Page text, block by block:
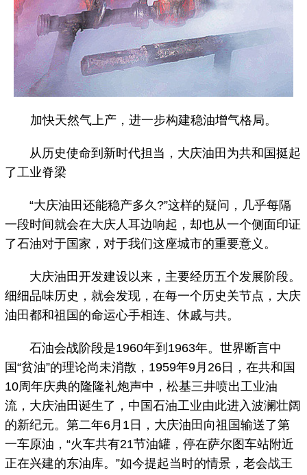
加快天然气上产，进一步构建稳油增气格局。
从历史使命到新时代担当，大庆油田为共和国挺起
了工业脊梁
“大庆油田还能稳产多久?”这样的疑问，几乎每隔
一段时间就会在大庆人耳边响起，却也从一个侧面印证
了石油对于国家，对于我们这座城市的重要意义。
大庆油田开发建设以来，主要经历五个发展阶段。
细细品味历史，就会发现，在每一个历史关节点，大庆
油田都和祖国的命运心手相连、休戚与共。
石油会战阶段是1960年到1963年。世界断言中
国“贫油”的理论尚未消散，1959年9月26日，在共和国
10周年庆典的隆隆礼炮声中，松基三井喷出工业油
流，大庆油田诞生了，中国石油工业由此进入波澜壮阔
的新纪元。第二年6月1日，大庆油田向祖国输送了第
一车原油，“火车共有21节油罐，停在萨尔图车站附近
正在兴建的东油库。”如今提起当时的情景，老会战王